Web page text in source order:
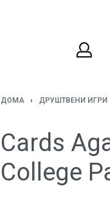
ДОМА › ДРУШТВЕНИ ИГРИ
Cards
College